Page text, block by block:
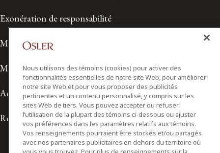
Exonération de responsabilité
Modalités de prestation de services
Modalités d'utilisation
Accessibilité
Relations avec les médias
Nous utilisons des témoins (cookies) pour activer des
fonctionnalités essentielles de notre site Web, pour améliorer
notre site Web et pour vous proposer des publicités
pertinentes et un contenu personnalisé, y compris sur les
sites Web de tiers. Vous pouvez accepter ou refuser
l’utilisation de la plupart des témoins ci-dessous ou ajuster
vos préférences dans les paramètres relatifs aux témoins.
Vos renseignements pourraient être stockés et/ou partagés
avec nos partenaires publicitaires en dehors du territoire où